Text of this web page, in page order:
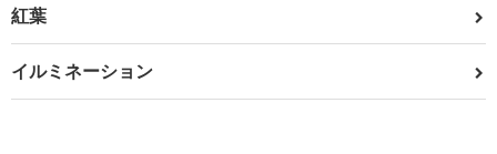
紅葉
イルミネーション